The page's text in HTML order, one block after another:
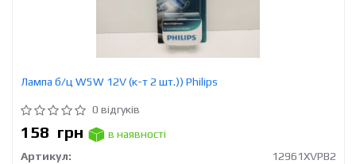
Лампа б/ц W5W 12V (к-т 2 шт.)) Philips
0 відгуків
158 грн
в наявності
Артикул:
12961XVPB2